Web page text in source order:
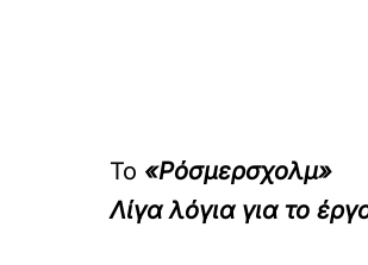
Το «Ρόσμερσχολμ»
Λίγα λόγια για το